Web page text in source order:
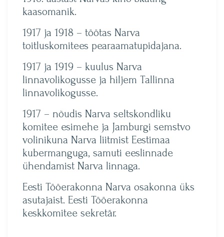
kaasomanik.
1917 ja 1918 – töötas Narva
toitluskomitees pearaamatupidajana.
1917 ja 1919 – kuulus Narva
linnavolikogusse ja hiljem Tallinna
linnavolikogusse.
1917 – nõudis Narva seltskondliku
komitee esimehe ja Jamburgi semstvo
volinikuna Narva liitmist Eestimaa
kubermanguga, samuti eeslinnade
ühendamist Narva linnaga.
Eesti Tööerakonna Narva osakonna üks
asutajaist. Eesti Tööerakonna
keskkomitee sekretär.